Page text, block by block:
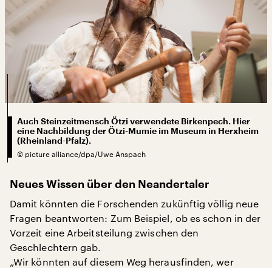
Auch Steinzeitmensch Ötzi verwendete Birkenpech. Hier
eine Nachbildung der Ötzi-Mumie im Museum in Herxheim
(Rheinland-Pfalz).
© picture alliance/dpa/Uwe Anspach
Neues Wissen über den Neandertaler
Damit könnten die Forschenden zukünftig völlig neue
Fragen beantworten: Zum Beispiel, ob es schon in der
Vorzeit eine Arbeitsteilung zwischen den
Geschlechtern gab.
„Wir könnten auf diesem Weg herausfinden, wer